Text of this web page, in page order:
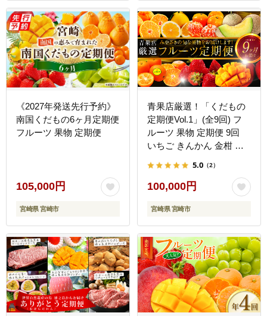
《2027年発送先行予約》
南国くだもの6ヶ月定期便
フルーツ 果物 定期便
105,000円
宮崎県 宮崎市
青果店厳選！「くだもの
定期便Vol.1」(全9回) フ
ルーツ 果物 定期便 9回
いちご きんかん 金柑 た
メロン みかん 温州みかん
不知火 柑橘 柑橘類 青果
物 青果 グルメ お取り寄
せ ギフト
5.0 （2）
100,000円
宮崎県 宮崎市